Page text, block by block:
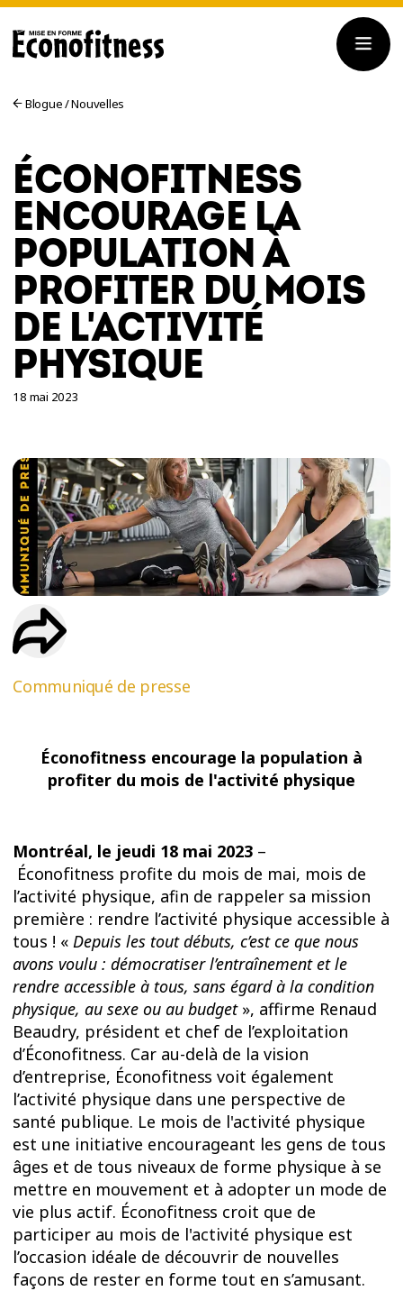
ENTRAINEMENT
Blogue/Nouvelles
ÉCONOFITNESS
ENCOURAGE LA
POPULATION À
PROFITER DU MOIS
DE L'ACTIVITÉ
PHYSIQUE
18 mai 2023
Communiqué de presse
Éconofitness encourage la population à
profiter du mois de l'activité physique
Montréal, le jeudi 18 mai 2023 –
Éconofitness profite du mois de mai, mois de
l’activité physique, afin de rappeler sa mission
première : rendre l’activité physique accessible à
tous ! « Depuis les tout débuts, c’est ce que nous
avons voulu : démocratiser l’entraînement et le
rendre accessible à tous, sans égard à la condition
physique, au sexe ou au budget», affirme Renaud
Beaudry, président et chef de l’exploitation
d’Éconofitness. Car au-delà de la vision
d’entreprise, Éconofitness voit également
l’activité physique dans une perspective de
santé publique. Le mois de l'activité physique
est une initiative encourageant les gens de tous
âges et de tous niveaux de forme physique à se
mettre en mouvement et à adopter un mode de
vie plus actif. Éconofitness croit que de
participer au mois de l'activité physique est
l’occasion idéale de découvrir de nouvelles
façons de rester en forme tout en s’amusant.